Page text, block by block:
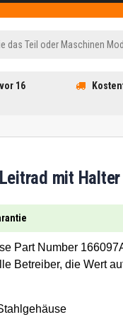
16
mit Halter
Part Number
Betreiber, die Wert